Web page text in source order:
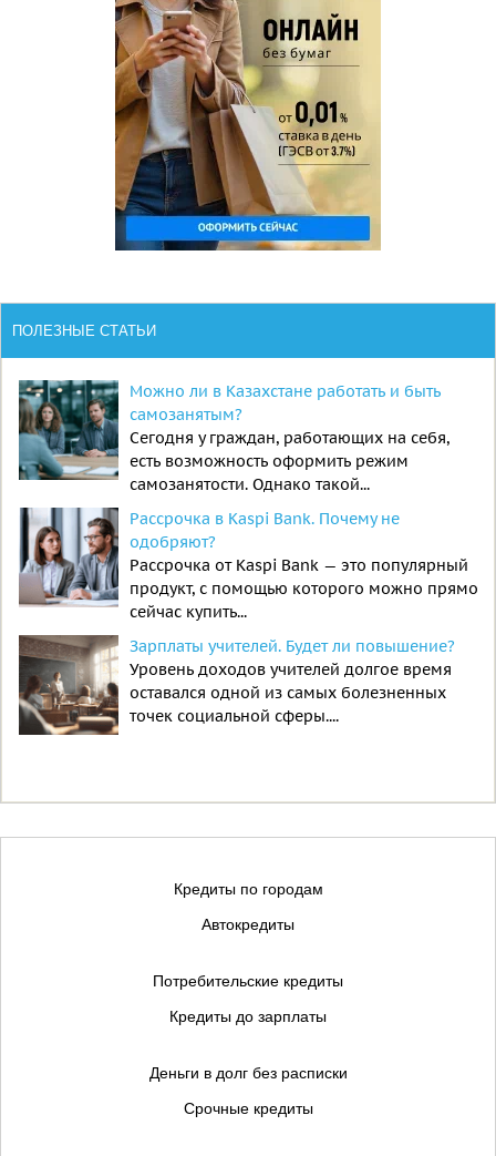
ПОЛЕЗНЫЕ СТАТЬИ
Можно ли в Казахстане работать и быть
самозанятым?
Сегодня у граждан, работающих на себя,
есть возможность оформить режим
самозанятости. Однако такой...
Рассрочка в Kaspi Bank. Почему не
одобряют?
Рассрочка от Kaspi Bank — это популярный
продукт, с помощью которого можно прямо
сейчас купить...
Зарплаты учителей. Будет ли повышение?
Уровень доходов учителей долгое время
оставался одной из самых болезненных
точек социальной сферы....
Кредиты по городам
Автокредиты
Потребительские кредиты
Кредиты до зарплаты
Деньги в долг без расписки
Срочные кредиты